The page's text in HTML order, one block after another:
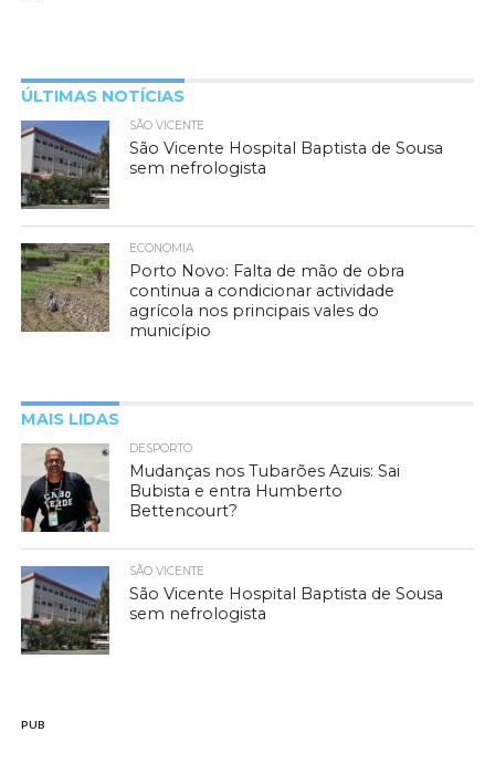
ÚLTIMAS NOTÍCIAS
SÃO VICENTE
São Vicente Hospital Baptista de Sousa
sem nefrologista
ECONOMIA
Porto Novo: Falta de mão de obra
continua a condicionar actividade
agrícola nos principais vales do
município
MAIS LIDAS
DESPORTO
Mudanças nos Tubarões Azuis: Sai
Bubista e entra Humberto
Bettencourt?
SÃO VICENTE
São Vicente Hospital Baptista de Sousa
sem nefrologista
PUB